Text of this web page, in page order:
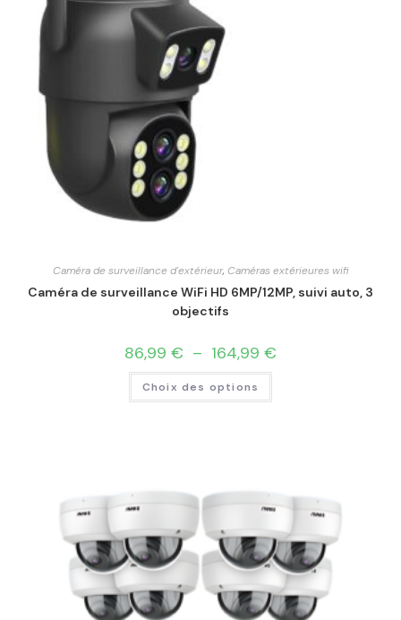
Caméra de surveillance d'extérieur, Caméras extérieures wifi
Caméra de surveillance WiFi HD 6MP/12MP, suivi auto, 3
objectifs
86,99 € – 164,99 €
Choix des options